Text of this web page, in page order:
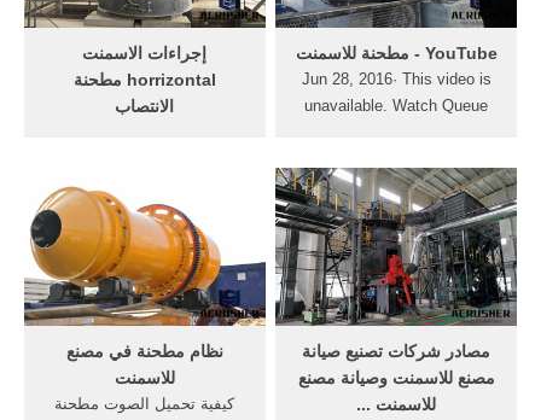
إجراءات الاسمنت
horrizontal مطحنة
الانتصاب
الرأسي طحن الأسمنت في
مصنع للاسمنت . خذ المزيد ...
إجراءات الانتصاب من مطحنة
الرول العمودية ... محطة
للطاقة الحرارية في مطحنة
الفحم .
‫مطحنة للاسمنت‬‎ - YouTube
Jun 28, 2016· This video is
unavailable. Watch Queue
نظام مطحنة في مصنع
للاسمنت
كيفية تحميل الصوت مطحنة
مصادر شركات تصنيع صيانة
مصنع للاسمنت وصيانة مصنع
للاسمنت ...